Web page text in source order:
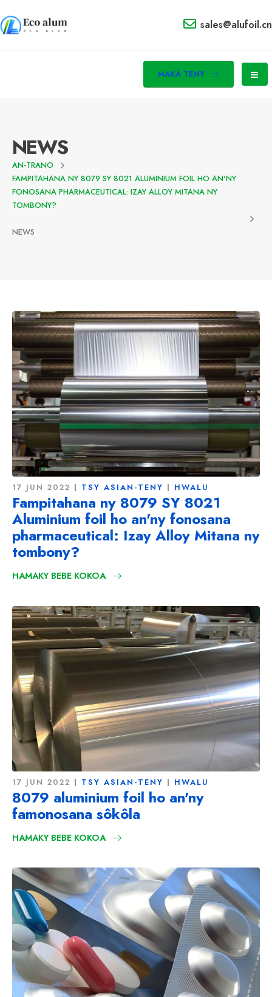
sales@alufoil.cn
MAKÀ TENY
NEWS
AN-TRANO
FAMPITAHANA NY 8079 SY 8021 ALUMINIUM FOIL HO AN'NY
FONOSANA PHARMACEUTICAL: IZAY ALLOY MITANA NY
TOMBONY?
NEWS
17 JUN 2022 TSY ASIAN-TENY HWALU
Fampitahana ny 8079 SY 8021
Aluminium foil ho an'ny fonosana
pharmaceutical: Izay Alloy Mitana ny
tombony?
HAMAKY BEBE KOKOA
17 JUN 2022 TSY ASIAN-TENY HWALU
8079 aluminium foil ho an'ny
famonosana sôkôla
HAMAKY BEBE KOKOA